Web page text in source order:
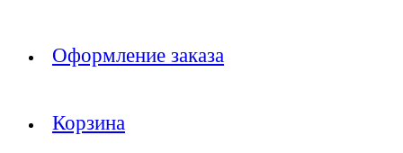
Оформление заказа
Корзина